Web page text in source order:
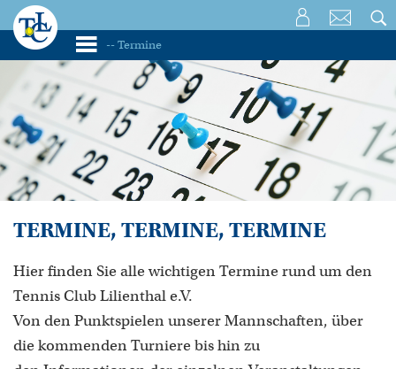
TERMINE, TERMINE, TERMINE
Hier finden Sie alle wichtigen Termine rund um den
Tennis Club Lilienthal e.V.
Von den Punktspielen unserer Mannschaften, über
die kommenden Turniere bis hin zu